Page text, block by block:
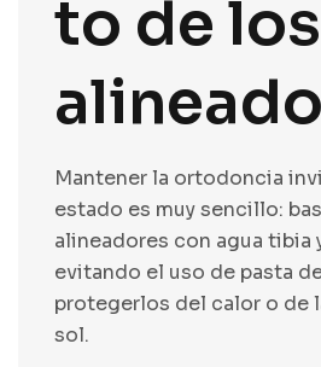
to de los
Mantener la ortodoncia
estado es muy sencillo:
alineadores con agua tibia
evitando el uso de pasta
protegerlos del calor o de
sol.